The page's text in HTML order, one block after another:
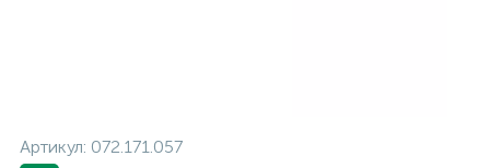
Артикул: 072.171.057